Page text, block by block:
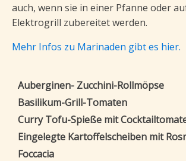
auch, wenn sie in einer Pfanne oder
Elektrogrill zubereitet werden.
Mehr Infos zu Marinaden gibt es hier.
Auberginen- Zucchini-Rollmöpse
Basilikum-Grill-Tomaten
Curry Tofu-Spieße mit
Eingelegte Kartoffelscheiben mit
Foccacia